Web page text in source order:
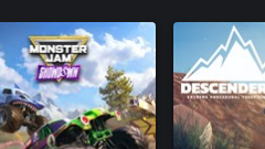
Trials
Trials
Trials